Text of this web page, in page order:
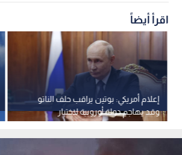
اقرأ أيضاً
إعلام أمريكي: بوتين يراقب حلف الناتو
وقد يهاجم دولة أوروبية لاختبار
تماسكه